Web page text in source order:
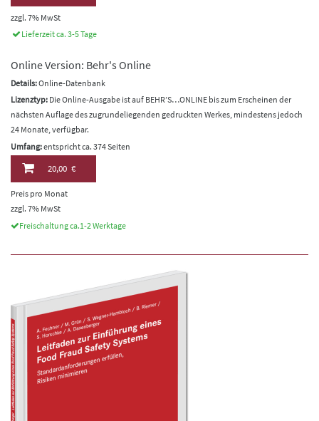
zzgl. 7% MwSt
Lieferzeit ca. 3-5 Tage
Online Version: Behr's Online
Details:Online-Datenbank
Lizenztyp: Die Online-Ausgabe ist auf BEHR’S…ONLINE bis zum Erscheinen der
nächsten Auflage des zugrundeliegenden gedruckten Werkes, mindestens jedoch
24 Monate, verfügbar.
Umfang:entspricht ca. 374 Seiten
20,00 €
Preis pro Monat
zzgl. 7% MwSt
Freischaltung ca.1-2 Werktage